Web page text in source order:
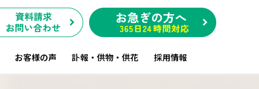
お客様の声 訃報・供物・供花 採用情報